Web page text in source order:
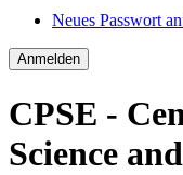
Neues Passwort
CPSE -
Science